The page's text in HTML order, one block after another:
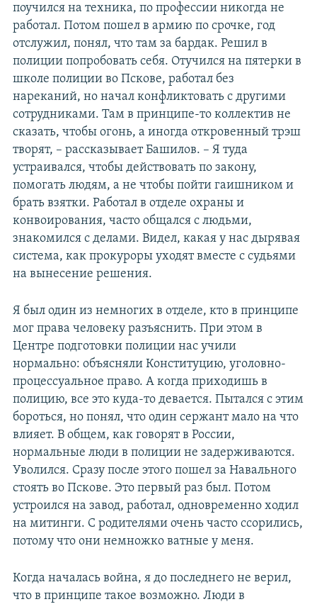
поучился на техника, по профессии никогда не
работал. Потом пошел в армию по срочке, год
отслужил, понял, что там за бардак. Решил в
полиции попробовать себя. Отучился на пятерки в
школе полиции во Пскове, работал без
нареканий, но начал конфликтовать с другими
сотрудниками. Там в принципе-то коллектив не
сказать, чтобы огонь, а иногда откровенный трэш
творят, – рассказывает Башилов. – Я туда
устраивался, чтобы действовать по закону,
помогать людям, а не чтобы пойти гаишником и
брать взятки. Работал в отделе охраны и
конвоирования, часто общался с людьми,
знакомился с делами. Видел, какая у нас дырявая
система, как прокуроры уходят вместе с судьями
на вынесение решения.
Я был один из немногих в отделе, кто в принципе
мог права человеку разъяснить. При этом в
Центре подготовки полиции нас учили
нормально: объясняли Конституцию, уголовно-
процессуальное право. А когда приходишь в
полицию, все это куда-то девается. Пытался с этим
бороться, но понял, что один сержант мало на что
влияет. В общем, как говорят в России,
нормальные люди в полиции не задерживаются.
Уволился. Сразу после этого пошел за Навального
стоять во Пскове. Это первый раз был. Потом
устроился на завод, работал, одновременно ходил
на митинги. С родителями очень часто ссорились,
потому что они немножко ватные у меня.
Когда началась война, я до последнего не верил,
что в принципе такое возможно. Люди в